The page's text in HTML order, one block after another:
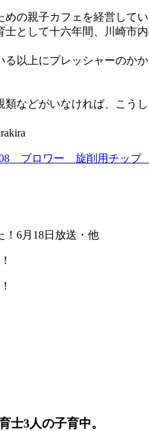
の親子カフェを経営してい
として十六年間、川崎
以上にプレッシャーの
などがいなければ、こ
ブロワー 旋削用チッ
！6月18日放送・他
士3人の子育中。